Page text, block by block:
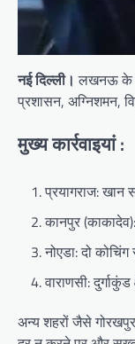
नई दिल्ली। लखनऊ के
प्रशासन, अग्निशमन,
मुख्य कार्रवाइयां :
प्रयागराज: खान
कानपुर
नोएडा: दो
वाराणसी:
अन्य शहरों जैसे